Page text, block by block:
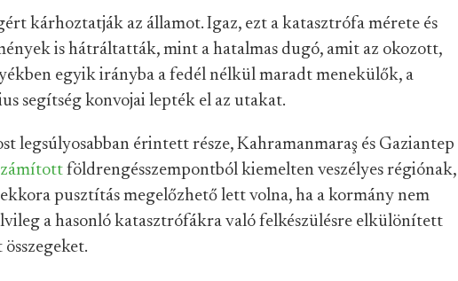
kárhoztatják az államot. Igaz, ezt a katasztrófa mérete és
is hátráltatták, mint a hatalmas dugó, amit az okozott,
egyik irányba a fedél nélkül maradt menekülők, a
segítség konvojai lepték el az utakat.
legsúlyosabban érintett része, Kahramanmaraş és Gaziantep
földrengésszempontból kiemelten veszélyes régiónak,
pusztítás megelőzhető lett volna, ha a kormány nem
a hasonló katasztrófákra való felkészülésre elkülönített